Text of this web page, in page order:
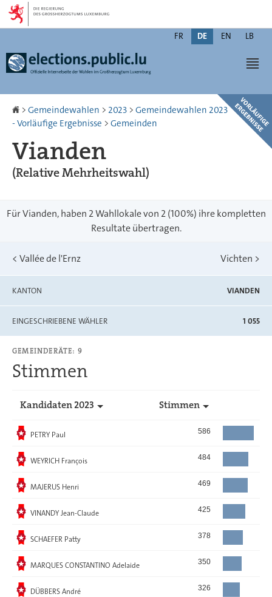
Zur
Navigation
Zum
Inhalt
Changer
FR DE EN LB
Startseite
> Gemeindewahlen > 2023 > Gemeindewahlen 2023
- Vorläufige Ergebnisse > Gemeinden
Vianden
(Relative Mehrheitswahl)
Für Vianden, haben 2 Wahllokale von 2 (100%) ihre kompletten
Resultate übertragen.
< Vallée de l'Ernz Vichten >
KANTON VIANDEN
EINGESCHRIEBENE WÄHLER 1 055
GEMEINDERÄTE: 9
Stimmen
Kandidaten 2023 Stimmen
Gewählt
PETRY Paul 586
Gewählt
WEYRICH François 484
Gewählt
MAJERUS Henri 469
Gewählt
VINANDY Jean-Claude 425
Gewählt
SCHAEFER Patty 378
Gewählt
MARQUES CONSTANTINO Adelaide 350
Gewählt
DÜBBERS André 326